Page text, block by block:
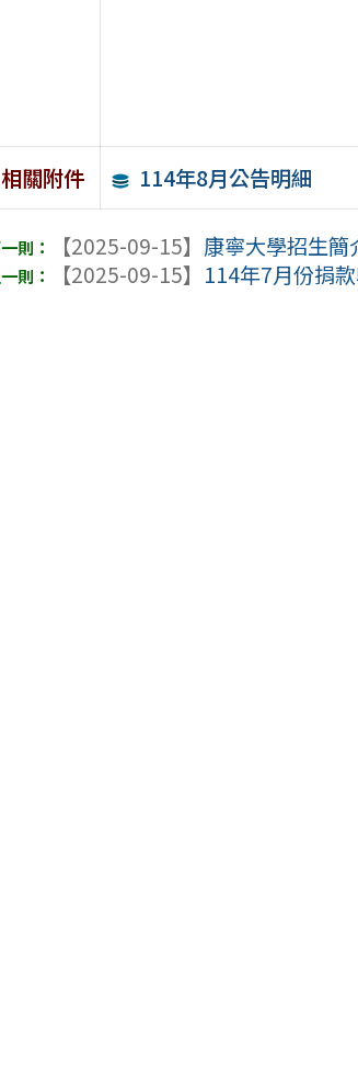
相關附件 114年8月公告明細
【2025-09-15】 康寧大學招生簡
【2025-09-15】 114年7月份捐